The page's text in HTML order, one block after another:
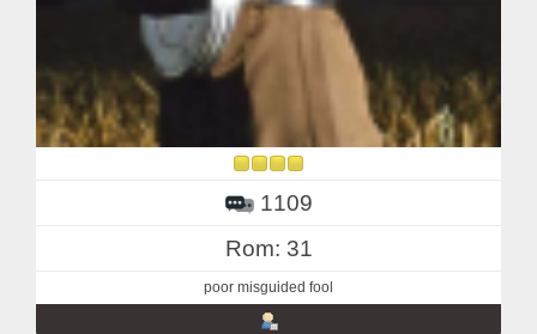
1109
Rom: 31
poor misguided fool